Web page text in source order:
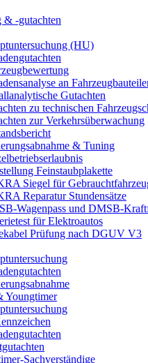
& -gutachten
(HU)
an
Gutachten
zu technischen
zur Verkehrsüberwachung
& Tuning
Feinstaubplakette
Siegel für
Reparatur Stundensätze
Wagenpass und DMSB-
für Elektroautos
Prüfung nach DGUV V3
Youngtimer
Sachverständige